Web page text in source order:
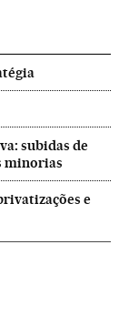
subidas de
minorias
e